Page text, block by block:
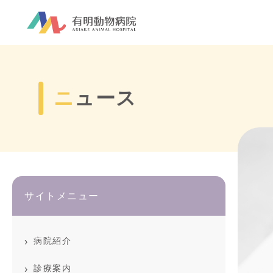
ニュース
サイトメニュー
病院紹介
診療案内